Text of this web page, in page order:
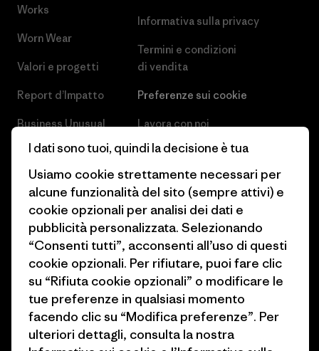
Works
Worn Wear
Valori e progetti
Report d’Impatto
Business Unusual
Obiettivi climatici
1% For The Planet
Come finanziamo
Buoni regalo
Trova un negozio
Informativa sulla privacy
Termini e condizioni
di vendita
Preferenze sui cookie
Lavora con noi
Stampa e media
Industry program
Programma di affiliazione
Patagonia Svizzera Mappa del
sito
I dati sono tuoi, quindi la decisione è tua
Usiamo cookie strettamente necessari per
alcune funzionalità del sito (sempre attivi) e
cookie opzionali per analisi dei dati e
pubblicità personalizzata. Selezionando
“Consenti tutti”, acconsenti all’uso di questi
cookie opzionali. Per rifiutare, puoi fare clic
su “Rifiuta cookie opzionali” o modificare le
tue preferenze in qualsiasi momento
facendo clic su “Modifica preferenze”. Per
ulteriori dettagli, consulta la nostra